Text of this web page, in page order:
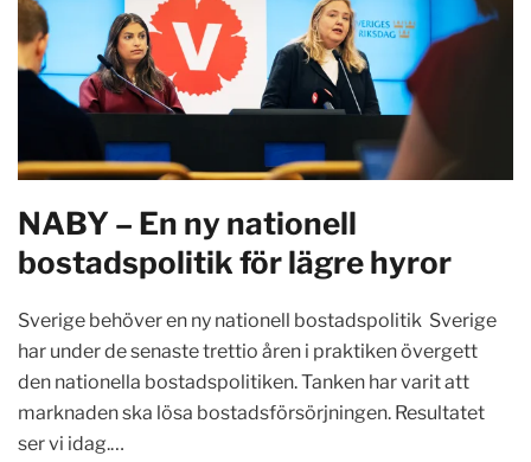
NABY – En ny nationell
bostadspolitik för lägre hyror
Sverige behöver en ny nationell bostadspolitik Sverige
har under de senaste trettio åren i praktiken övergett
den nationella bostadspolitiken. Tanken har varit att
marknaden ska lösa bostadsförsörjningen. Resultatet
ser vi idag.…